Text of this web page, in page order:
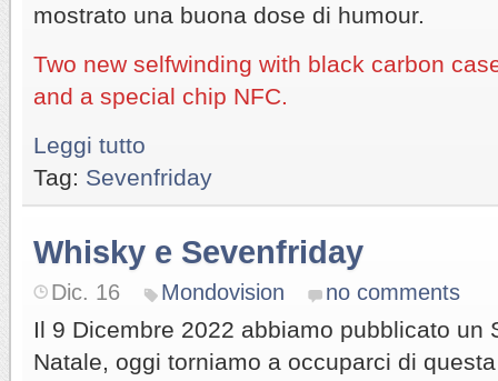
mostrato una buona dose di humour.
Two new selfwinding with black carbon
and a special chip NFC.
Leggi tutto
Tag: Sevenfriday
Whisky e Sevenfriday
Dic. 16 Mondovision no comments
Il 9 Dicembre 2022 abbiamo pubblicato un
Natale, oggi torniamo a occuparci di